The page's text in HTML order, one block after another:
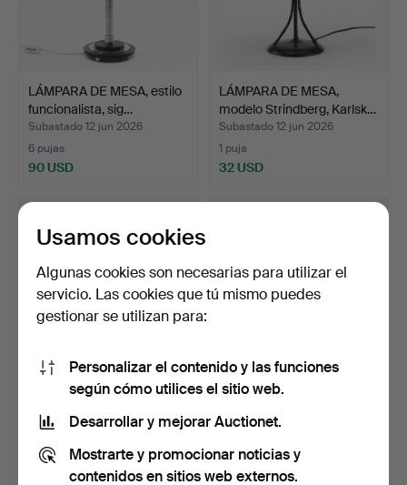
LÁMPARA DE MESA, estilo
funcionalista, sig…
Subastado 12 jun 2026
6 pujas
90 USD
LÁMPARA DE MESA,
modelo Strindberg, Karlsk…
Subastado 12 jun 2026
1 puja
32 USD
LÁMPARA DE MESA,
cristal, LATÓN, Aneta Bel…
Subastado 9 jun 2026
12 pujas
90 USD
MESITAS DE NOCHE, un
par, estilo inglés, c…
2 pujas
43 USD
Usamos cookies
Algunas cookies son necesarias para utilizar el
servicio. Las cookies que tú mismo puedes
gestionar se utilizan para:
Personalizar el contenido y las funciones
según cómo utilices el sitio web.
Desarrollar y mejorar Auctionet.
Mostrarte y promocionar noticias y
contenidos en sitios web externos.